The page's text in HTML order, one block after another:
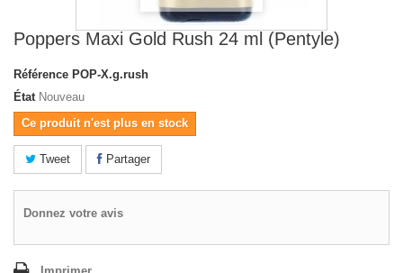
Poppers Maxi Gold Rush 24 ml (Pentyle)
Référence POP-X.g.rush
État Nouveau
Ce produit n'est plus en stock
Tweet Partager
Donnez votre avis